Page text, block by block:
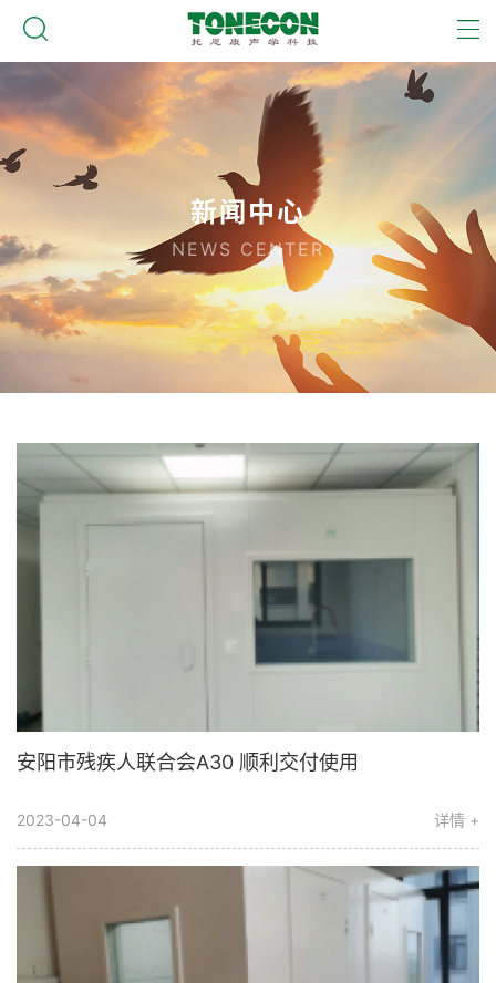
新闻中心
NEWS CENTER
安阳市残疾人联合会A30 顺利交付使用
2023-04-04 详情 +